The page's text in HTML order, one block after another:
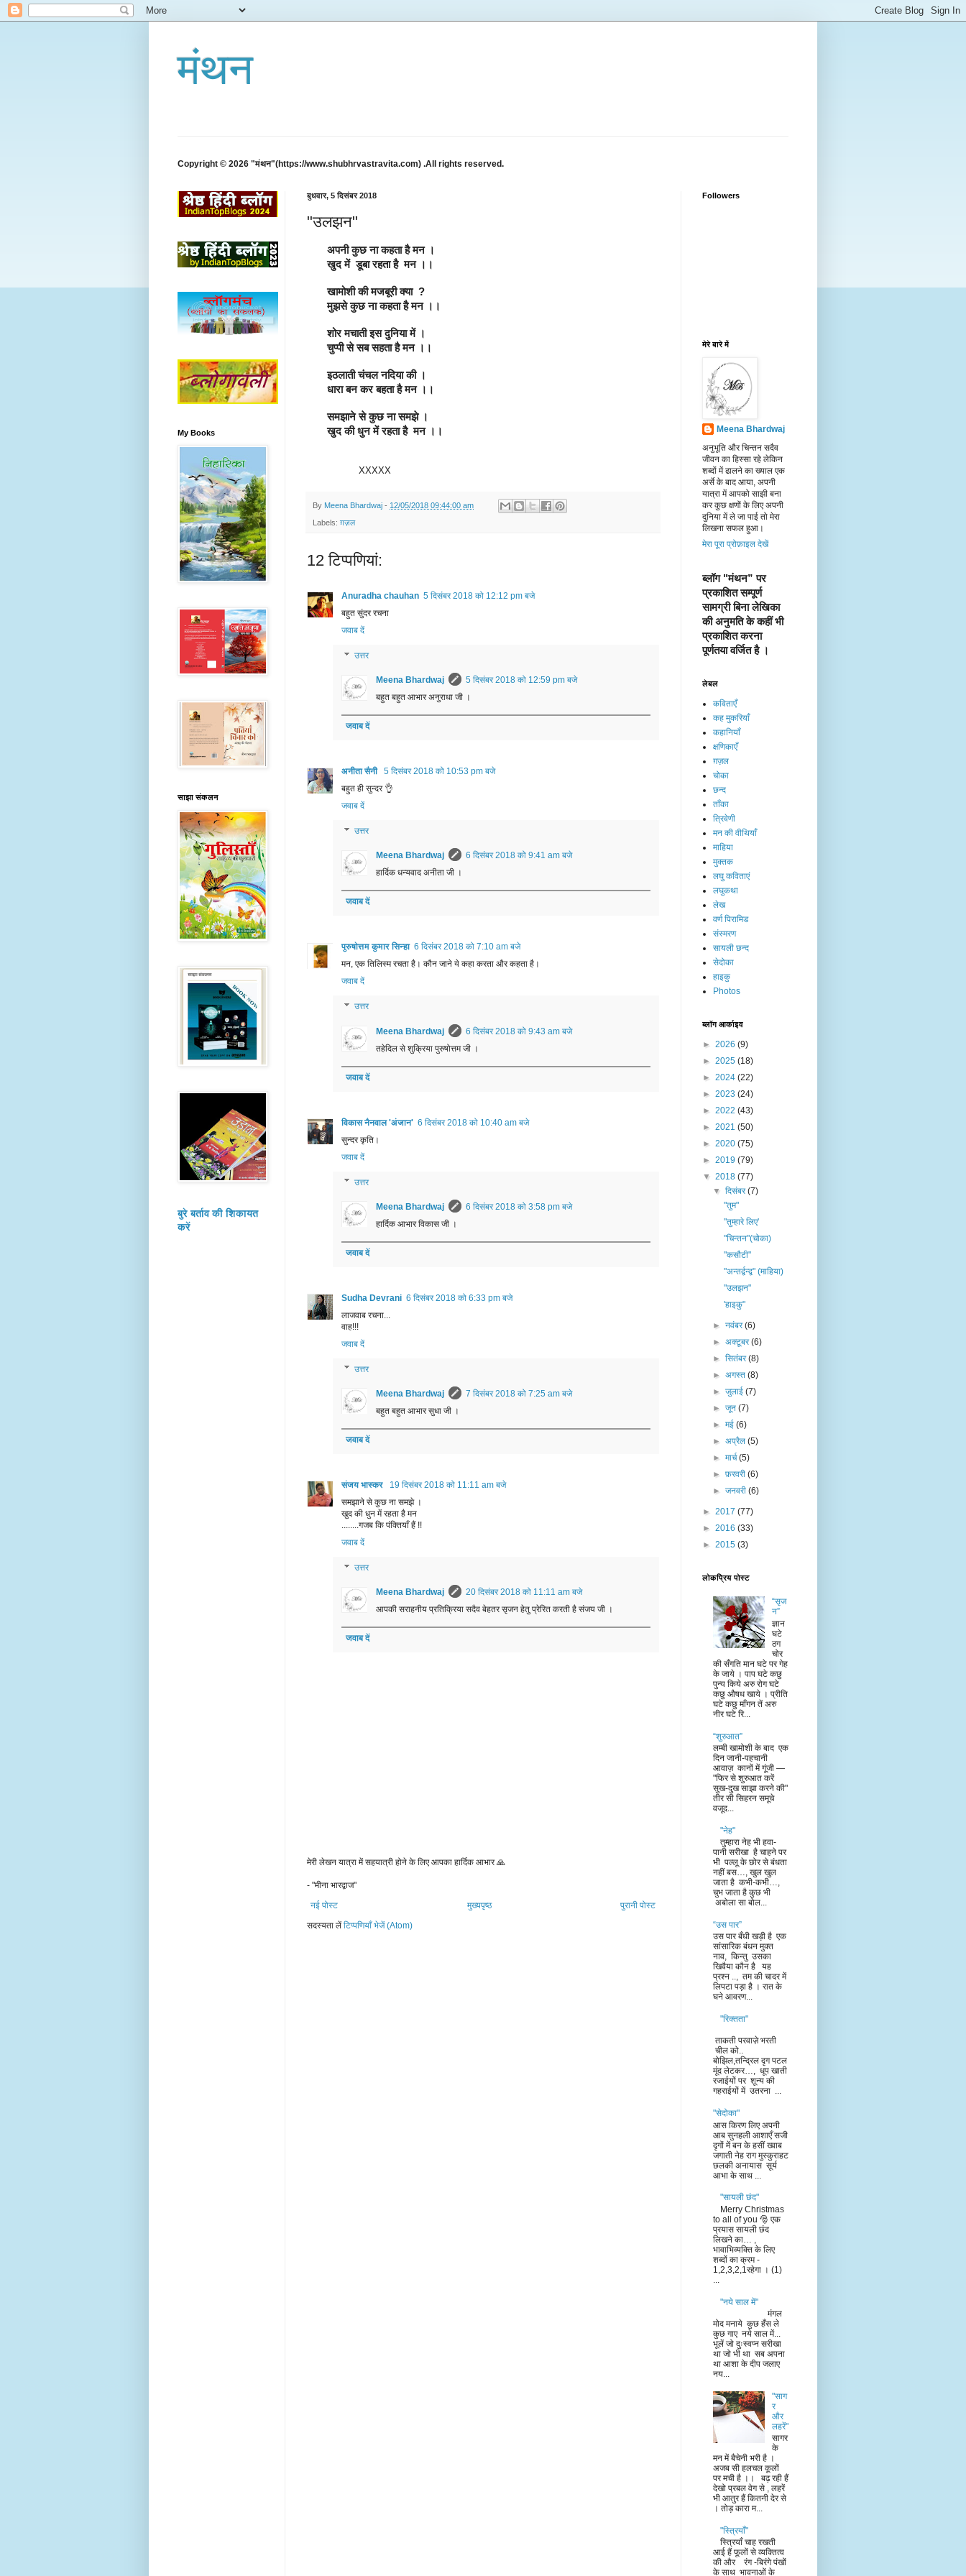
मंथन
Copyright © 2026 "मंथन"(https://www.shubhrvastravita.com) .All rights reserved.
बुधवार, 5 दिसंबर 2018
"उलझन"
       अपनी कुछ ना कहता है मन ।
       खुद में  डूबा रहता है  मन ।।
       खामोशी की मजबूरी क्या  ?
       मुझसे कुछ ना कहता है मन ।।
       शोर मचाती इस दुनिया में ।
       चुप्पी से सब सहता है मन ।।
       इठलाती चंचल नदिया की ।
       धारा बन कर बहता है मन ।।
       समझाने से कुछ ना समझे ।
       खुद की धुन में रहता है  मन ।।
XXXXX
By Meena Bhardwaj - 12/05/2018 09:44:00 am
Labels: ग़ज़ल
12 टिप्‍पणियां:
Anuradha chauhan 5 दिसंबर 2018 को 12:12 pm बजे
बहुत सुंदर रचना
जवाब दें
उत्तर
Meena Bhardwaj
5 दिसंबर 2018 को 12:59 pm बजे
बहुत बहुत आभार अनुराधा जी ।
जवाब दें
अनीता सैनी 5 दिसंबर 2018 को 10:53 pm बजे
बहुत ही सुन्दर 👌
जवाब दें
उत्तर
Meena Bhardwaj
6 दिसंबर 2018 को 9:41 am बजे
हार्दिक धन्यवाद अनीता जी ।
जवाब दें
पुरुषोत्तम कुमार सिन्हा 6 दिसंबर 2018 को 7:10 am बजे
मन, एक तिलिस्म रचता है। कौन जाने ये कहा करता और कहता है।
जवाब दें
उत्तर
Meena Bhardwaj
6 दिसंबर 2018 को 9:43 am बजे
तहेदिल से शुक्रिया पुरुषोत्तम जी ।
जवाब दें
विकास नैनवाल 'अंजान' 6 दिसंबर 2018 को 10:40 am बजे
सुन्दर कृति।
जवाब दें
उत्तर
Meena Bhardwaj
6 दिसंबर 2018 को 3:58 pm बजे
हार्दिक आभार विकास जी ।
जवाब दें
Sudha Devrani 6 दिसंबर 2018 को 6:33 pm बजे
लाजवाब रचना...
वाह!!!
जवाब दें
उत्तर
Meena Bhardwaj
7 दिसंबर 2018 को 7:25 am बजे
बहुत बहुत आभार सुधा जी ।
जवाब दें
संजय भास्‍कर
19 दिसंबर 2018 को 11:11 am बजे
समझाने से कुछ ना समझे ।
खुद की धुन में रहता है मन
........गजब कि पंक्तियाँ हैं !!
जवाब दें
उत्तर
Meena Bhardwaj
20 दिसंबर 2018 को 11:11 am बजे
आपकी सराहनीय प्रतिक्रिया सदैव बेहतर सृजन हेतु प्रेरित करती है संजय जी ।
जवाब दें
मेरी लेखन यात्रा में सहयात्री होने के लिए आपका हार्दिक आभार 🙏
- "मीना भारद्वाज"
नई पोस्ट
पुरानी पोस्ट
मुख्यपृष्ठ
सदस्यता लें टिप्पणियाँ भेजें (Atom)
My Books
साझा संकलन
बुरे बर्ताव की शिकायत
करें
Followers
मेरे बारे में
Meena Bhardwaj
अनुभूति और चिन्तन सदैव
जीवन का हिस्सा रहे लेकिन
शब्दों में ढालने का ख्याल एक
अर्से के बाद आया, अपनी
यात्रा में आपको साझी बना
कर कुछ क्षणों के लिए अपनी
दुनिया में ले जा पाई तो मेरा
लिखना सफल हुआ।
मेरा पूरा प्रोफ़ाइल देखें
ब्लॉग "मंथन” पर
प्रकाशित सम्पूर्ण
सामग्री बिना लेखिका
की अनुमति के कहीं भी
प्रकाशित करना
पूर्णतया वर्जित है ।
लेबल
कविताएँ
कह मुकरियाँ
कहानियाँ
क्षणिकाएँ
ग़ज़ल
चोका
छन्द
ताँका
त्रिवेणी
मन की वीथियाँ
माहिया
मुक्तक
लघु कविताएं
लघुकथा
लेख​
वर्ण पिरामिड
संस्मरण
सायली छन्द
सेदोका
हाइकु
Photos
ब्लॉग आर्काइव
► 2026 (9)
► 2025 (18)
► 2024 (22)
► 2023 (24)
► 2022 (43)
► 2021 (50)
► 2020 (75)
► 2019 (79)
▼ 2018 (77)
▼दिसंबर(7)
"तुम"
"तुम्हारे लिए'
"चिन्तन"(चोका)
"कसौटी"
"अन्तर्द्वन्द्व" (माहिया)
"उलझन"
'हाइकु"
►नवंबर(6)
►अक्टूबर(6)
►सितंबर(8)
►अगस्त(8)
►जुलाई(7)
►जून(7)
►मई(6)
►अप्रैल(5)
►मार्च(5)
►फ़रवरी(6)
►जनवरी(6)
► 2017 (77)
► 2016 (33)
► 2015 (3)
लोकप्रिय पोस्ट
“सृज
न”
ज्ञान
घटे
ठग
चोर
की सँगति मान घटे पर गेह
के जाये । पाप घटे कछु
पुन्य किये अरु रोग घटे
कछु औषध खाये । प्रीति
घटे कछु माँगन तें अरु
नीर घटे रि...
“शुरुआत”
लम्बी खामोशी के बाद एक
दिन जानी-पहचानी
आवाज़ कानों में गूंजी —
"फिर से शुरुआत करें
सुख-दुख साझा करने की"
तीर सी सिहरन समूचे
वजूद...
"नेह"
तुम्हारा नेह भी हवा-
पानी सरीखा है चाहने पर
भी पल्लू के छोर से बंधता
नहीं बस…, खुल खुल
जाता है कभी-कभी…,
चुभ जाता है कुछ भी
अबोला सा बोल...
“उस पार”
उस पार बँधी खड़ी है एक
सांसारिक बंधन मुक्त
नाव, किन्तु उसका
खिवैया कौन है यह
प्रश्न .., तम की चादर में
लिपटा पड़ा है । रात के
घने आवरण...
"रिक्तता"
ताकती परवाज़े भरती
चील को..
बोझिल,तन्द्रिल दृग पटल
मूंद लेटकर…, धूप खाती
रजाईयों पर शून्य की
गहराईयों में उतरना ...
"सेदोका"
आस किरण लिए अपनी
आब सुनहली आशाएँ सजी
दृगों में बन के हसीं ख्वाब
जगाती नेह राग मुस्कुराहट
छलकी अनायास सूर्य
आभा के साथ ...
"सायली छंद"
Merry Christmas
to all of you 🎅 एक
प्रयास सायली छंद
लिखने का… ,
भावाभिव्यक्ति के लिए
शब्दों का क्रम -
1,2,3,2,1रहेगा । (1)
...
"नये साल में"
मंगल
मोद मनाये कुछ हँस ले
कुछ गाए नये साल में...
भूलें जो दुःस्वप्न सरीखा
था जो भी था सब अपना
था आशा के दीप जलाए
नय...
"साग
र
और
लहरें"
सागर
के
मन में बैचेनी भरी है ।
अजब सी हलचल कूलों
पर मची है ।। बढ़ रही हैं
देखो प्रबल वेग से , लहरें
भी आतुर हैं कितनी देर से
। तोड़ कारा म...
"स्त्रियाँ"
स्त्रियाँ चाह रखती
आई हैं फूलों से व्यक्तित्व
की और रंग -बिरंगे पंखों
के साथ भावनाओं के